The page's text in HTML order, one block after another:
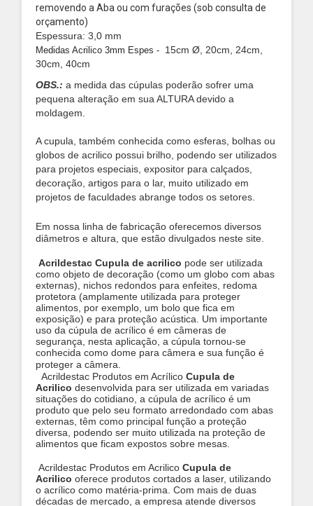
removendo a Aba ou com furações (sob consulta de
orçamento)
Espessura: 3,0 mm
Medidas Acrilico 3mm Espes - 15cm Ø, 20cm, 24cm,
30cm, 40cm
OBS.: a medida das cúpulas poderão sofrer uma
pequena alteração em sua ALTURA devido a
moldagem.
A cupula, também conhecida como esferas, bolhas ou
globos de acrilico possui brilho, podendo ser utilizados
para projetos especiais, expositor para calçados,
decoração, artigos para o lar, muito utilizado em
projetos de faculdades abrange todos os setores.
Em nossa linha de fabricação oferecemos diversos
diâmetros e altura, que estão divulgados neste site.
Acrildestac Cupula de acrilico pode ser utilizada
como objeto de decoração (como um globo com abas
externas), nichos redondos para enfeites, redoma
protetora (amplamente utilizada para proteger
alimentos, por exemplo, um bolo que fica em
exposição) e para proteção acústica. Um importante
uso da cúpula de acrílico é em câmeras de
segurança, nesta aplicação, a cúpula tornou-se
conhecida como dome para câmera e sua função é
proteger a câmera.
Acrildestac Produtos em Acrílico Cupula de
Acrilico desenvolvida para ser utilizada em variadas
situações do cotidiano, a cúpula de acrílico é um
produto que pelo seu formato arredondado com abas
externas, têm como principal função a proteção
diversa, podendo ser muito utilizada na proteção de
alimentos que ficam expostos sobre mesas.
Acrildestac Produtos em Acrilico Cupula de
Acrilico oferece produtos cortados a laser, utilizando
o acrílico como matéria-prima. Com mais de duas
décadas de mercado, a empresa atende diversos